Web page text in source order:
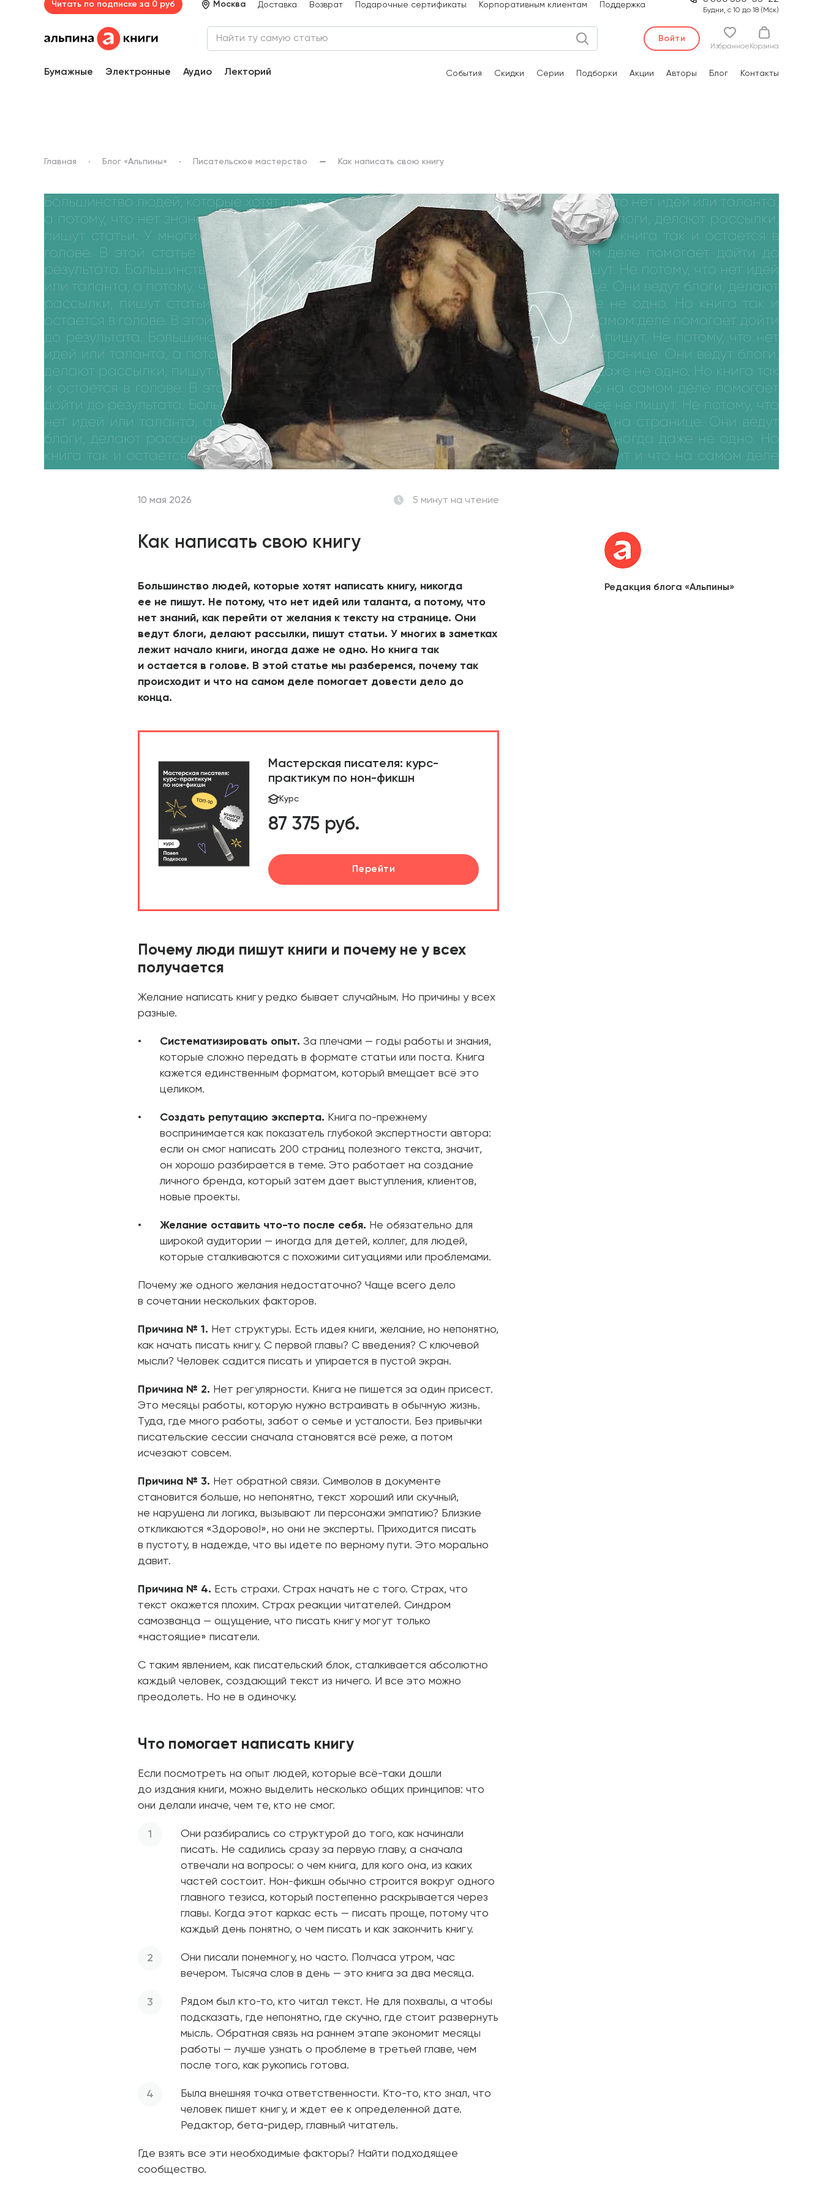
Читать по подписке за 0 руб Москва Доставка Возврат Подарочные сертификаты Корпоративным клиентам Поддержка
Будни, с 10 до 18 (Мск)
Войти
Избранное Корзина
Бумажные Электронные Аудио Лекторий События Скидки Серии Подборки Акции Авторы Блог Контакты
Главная Блог «Альпины» Писательское мастерство Как написать свою книгу
10 мая 2026 5 минут на чтение
Как написать свою книгу
Большинство людей, которые хотят написать книгу, никогда
ее не пишут. Не потому, что нет идей или таланта, а потому, что
нет знаний, как перейти от желания к тексту на странице. Они
ведут блоги, делают рассылки, пишут статьи. У многих в заметках
лежит начало книги, иногда даже не одно. Но книга так
и остается в голове. В этой статье мы разберемся, почему так
происходит и что на самом деле помогает довести дело до
конца.
Мастерская писателя: курс-
практикум по нон-фикшн
Курс
87 375 руб.
Перейти
Почему люди пишут книги и почему не у всех
получается
Желание написать книгу редко бывает случайным. Но причины у всех
разные.
Систематизировать опыт. За плечами — годы работы и знания,
которые сложно передать в формате статьи или поста. Книга
кажется единственным форматом, который вмещает всё это
целиком.
Создать репутацию эксперта. Книга по-прежнему
воспринимается как показатель глубокой экспертности автора:
если он смог написать 200 страниц полезного текста, значит,
он хорошо разбирается в теме. Это работает на создание
личного бренда, который затем дает выступления, клиентов,
новые проекты.
Желание оставить что-то после себя. Не обязательно для
широкой аудитории — иногда для детей, коллег, для людей,
которые сталкиваются с похожими ситуациями или проблемами.
Почему же одного желания недостаточно? Чаще всего дело
в сочетании нескольких факторов.
Причина № 1. Нет структуры. Есть идея книги, желание, но непонятно,
как начать писать книгу. С первой главы? С введения? С ключевой
мысли? Человек садится писать и упирается в пустой экран.
Причина № 2. Нет регулярности. Книга не пишется за один присест.
Это месяцы работы, которую нужно встраивать в обычную жизнь.
Туда, где много работы, забот о семье и усталости. Без привычки
писательские сессии сначала становятся всё реже, а потом
исчезают совсем.
Причина № 3. Нет обратной связи. Символов в документе
становится больше, но непонятно, текст хороший или скучный,
не нарушена ли логика, вызывают ли персонажи эмпатию? Близкие
откликаются «Здорово!», но они не эксперты. Приходится писать
в пустоту, в надежде, что вы идете по верному пути. Это морально
давит.
Причина № 4. Есть страхи. Страх начать не с того. Страх, что
текст окажется плохим. Страх реакции читателей. Синдром
самозванца — ощущение, что писать книгу могут только
«настоящие» писатели.
С таким явлением, как писательский блок, сталкивается абсолютно
каждый человек, создающий текст из ничего. И все это можно
преодолеть. Но не в одиночку.
Что помогает написать книгу
Если посмотреть на опыт людей, которые всё-таки дошли
до издания книги, можно выделить несколько общих принципов: что
они делали иначе, чем те, кто не смог.
Они разбирались со структурой до того, как начинали
писать. Не садились сразу за первую главу, а сначала
отвечали на вопросы: о чем книга, для кого она, из каких
частей состоит. Нон-фикшн обычно строится вокруг одного
главного тезиса, который постепенно раскрывается через
главы. Когда этот каркас есть — писать проще, потому что
каждый день понятно, о чем писать и как закончить книгу.
Они писали понемногу, но часто. Полчаса утром, час
вечером. Тысяча слов в день — это книга за два месяца.
Рядом был кто-то, кто читал текст. Не для похвалы, а чтобы
подсказать, где непонятно, где скучно, где стоит развернуть
мысль. Обратная связь на раннем этапе экономит месяцы
работы — лучше узнать о проблеме в третьей главе, чем
после того, как рукопись готова.
Была внешняя точка ответственности. Кто-то, кто знал, что
человек пишет книгу, и ждет ее к определенной дате.
Редактор, бета-ридер, главный читатель.
Где взять все эти необходимые факторы? Найти подходящее
сообщество.
Редакция блога «Альпины»